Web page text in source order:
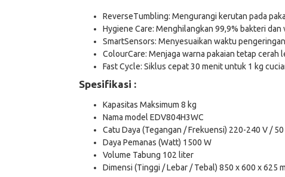
ReverseTumbling: Mengurangi kerutan pada
Hygiene Care: Menghilangkan 99,9% bakteri dan
SmartSensors: Menyesuaikan waktu
ColourCare: Menjaga warna pakaian tetap cerah
Fast Cycle: Siklus cepat 30 menit untuk 1 kg
Spesifikasi :
Kapasitas Maksimum 8 kg
Nama model EDV804H3WC
Catu Daya (Tegangan / Frekuensi) 220-240 V / 50
Daya Pemanas (Watt) 1500 W
Volume Tabung 102 liter
Dimensi (Tinggi / Lebar / Tebal) 850 x 600 x 625